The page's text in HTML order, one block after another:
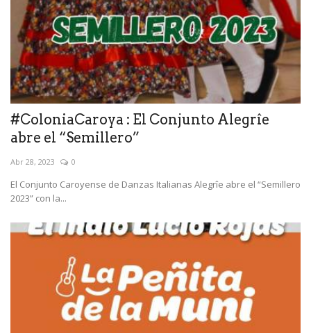
#ColoniaCaroya : El Conjunto Alegrîe
abre el “Semillero”
Abr 28, 2023 0
El Conjunto Caroyense de Danzas Italianas Alegrîe abre el “Semillero
2023” con la...